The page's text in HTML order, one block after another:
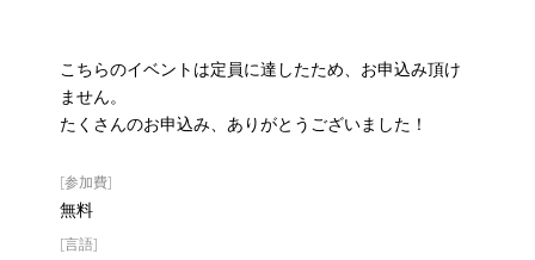
こちらのイベントは定員に達したため、お申込み頂け
ません。
たくさんのお申込み、ありがとうございました！
[参加費]
無料
[言語]